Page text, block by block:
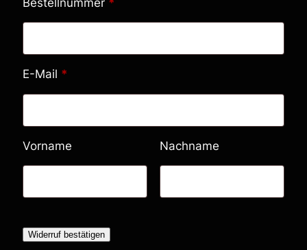
E-Mail *
E
-
Vorname Nachname
Widerruf bestätigen